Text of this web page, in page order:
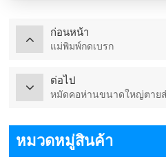
ก่อนหน้า
แม่พิมพ์กดเบรก
ต่อไป
หมัดคอห่านขนาดใหญ่ตาย
หมวดหมู่สินค้า